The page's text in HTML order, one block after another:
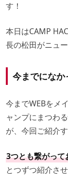
す！
本日はCAMP
長の松田がニュ
今までにな
今までWEBをメ
ャンプにまつわ
が、今回ご紹介
3つとも繋がっ
とつずつ紹介さ